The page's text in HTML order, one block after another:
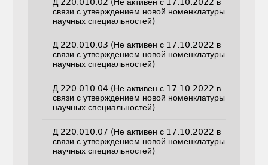
связи с утверждением новой номенклатуры
научных специальностей)
Д 220.010.03 (Не активен с 17.10.2022 в
связи с утверждением новой номенклатуры
научных специальностей)
Д 220.010.04 (Не активен с 17.10.2022 в
связи с утверждением новой номенклатуры
научных специальностей)
Д 220.010.07 (Не активен с 17.10.2022 в
связи с утверждением новой номенклатуры
научных специальностей)